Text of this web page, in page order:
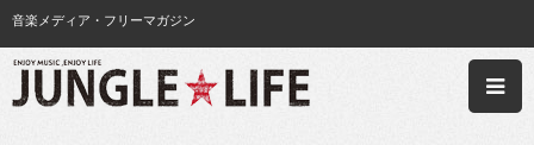
音楽メディア・フリーマガジン